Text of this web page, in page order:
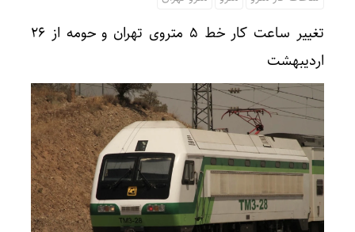
تغییر ساعت کار خط ۵ متروی تهران و حومه از ۲۶
اردیبهشت